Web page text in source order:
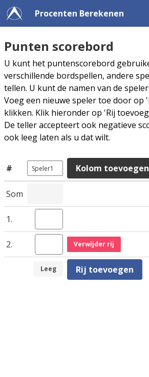
Procenten Berekenen
Punten scorebord
U kunt het puntenscorebord
verschillende bordspellen, andere
tellen. U kunt de namen van de
Voeg een nieuwe speler toe door op
klikken. Klik hieronder op 'Rij
De teller accepteert ook negatieve
ook leeg laten als u dat wilt.
# Kolom toevoegen
Som
1.
2. Verwijder rij
Leeg Rij toevoegen